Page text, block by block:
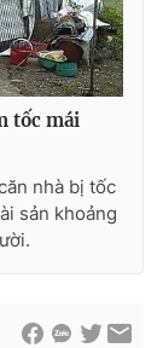
tốc mái
nhà bị tốc
sản khoảng